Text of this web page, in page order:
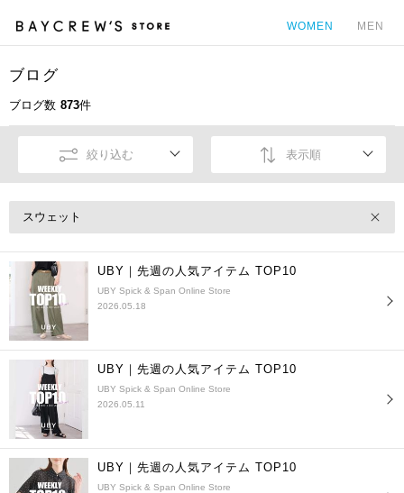
WOMEN MEN
ブログ
ブログ数 873件
絞り込む 表示順
スウェット
UBY｜先週の人気アイテム TOP10
UBY Spick & Span Online Store
2026.05.18
UBY｜先週の人気アイテム TOP10
UBY Spick & Span Online Store
2026.05.11
UBY｜先週の人気アイテム TOP10
UBY Spick & Span Online Store